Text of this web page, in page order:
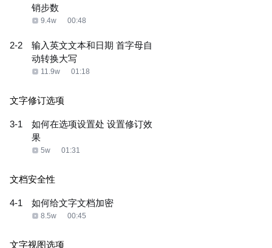
销步数
9.4w 00:48
2-2
输入英文文本和日期 首字母自
动转换大写
11.9w 01:18
文字修订选项
3-1
如何在选项设置处 设置修订效
果
5w 01:31
文档安全性
4-1 如何给文字文档加密
8.5w 00:45
文字视图选项